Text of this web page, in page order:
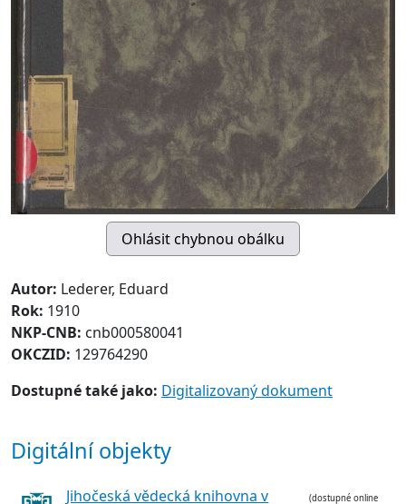
Autor: Lederer, Eduard
Rok: 1910
NKP-CNB: cnb000580041
OKCZID: 129764290
Dostupné také jako: Digitalizovaný dokument
Digitální objekty
Jihočeská vědecká knihovna v
(dostupné online